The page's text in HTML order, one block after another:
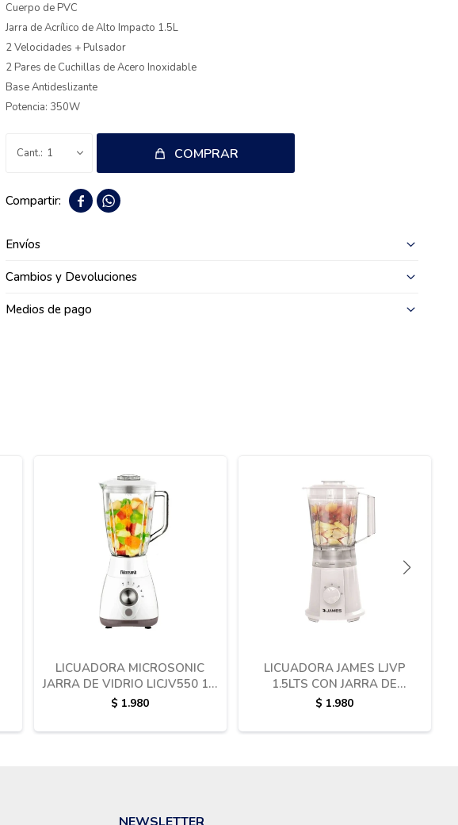
Cuerpo de PVC
Jarra de Acrílico de Alto Impacto 1.5L
2 Velocidades + Pulsador
2 Pares de Cuchillas de Acero Inoxidable
Base Antideslizante
Potencia: 350W
1 COMPRAR
 
Envíos
Cambios y Devoluciones
Medios de pago
LICUADORA MICROSONIC
JARRA DE VIDRIO LICJV550 1.5
L
$ 1.980
LICUADORA JAMES LJVP
1.5LTS CON JARRA DE
PLASTICO 600W
$ 1.980